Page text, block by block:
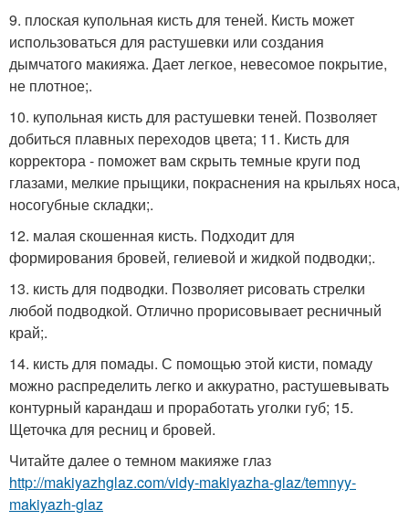
9. плоская купольная кисть для теней. Кисть может
использоваться для растушевки или создания
дымчатого макияжа. Дает легкое, невесомое покрытие,
не плотное;.
10. купольная кисть для растушевки теней. Позволяет
добиться плавных переходов цвета; 11. Кисть для
корректора - поможет вам скрыть темные круги под
глазами, мелкие прыщики, покраснения на крыльях носа,
носогубные складки;.
12. малая скошенная кисть. Подходит для
формирования бровей, гелиевой и жидкой подводки;.
13. кисть для подводки. Позволяет рисовать стрелки
любой подводкой. Отлично прорисовывает ресничный
край;.
14. кисть для помады. С помощью этой кисти, помаду
можно распределить легко и аккуратно, растушевывать
контурный карандаш и проработать уголки губ; 15.
Щеточка для ресниц и бровей.
Читайте далее о темном макияже глаз
http://makiyazhglaz.com/vidy-makiyazha-glaz/temnyy-
makiyazh-glaz